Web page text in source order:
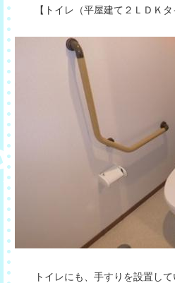
【トイレ（平屋建て２ＬＤＫタ
トイレにも、手すりを設置して